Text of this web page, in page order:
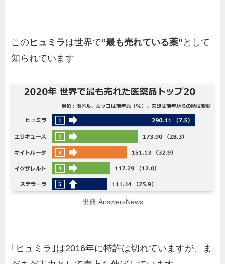
このヒュミラは世界で“最も売れている薬” として
知られています
出典 AnswersNews
｢ヒュミラ｣は2016年に特許は切れていますが、ま